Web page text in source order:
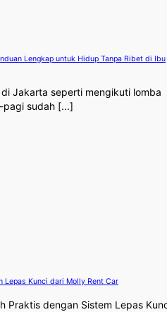
Lengkap untuk Hidup Tanpa Ribet di Ibu
Jakarta seperti mengikuti lomba
pagi sudah [...]
Lepas Kunci dari Molly Rent Car
Praktis dengan Sistem Lepas